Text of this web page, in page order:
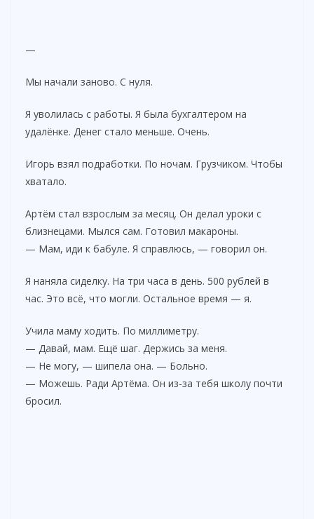
—
Мы начали заново. С нуля.
Я уволилась с работы. Я была бухгалтером на
удалёнке. Денег стало меньше. Очень.
Игорь взял подработки. По ночам. Грузчиком. Чтобы
хватало.
Артём стал взрослым за месяц. Он делал уроки с
близнецами. Мылся сам. Готовил макароны.
— Мам, иди к бабуле. Я справлюсь, — говорил он.
Я наняла сиделку. На три часа в день. 500 рублей в
час. Это всё, что могли. Остальное время — я.
Учила маму ходить. По миллиметру.
— Давай, мам. Ещё шаг. Держись за меня.
— Не могу, — шипела она. — Больно.
— Можешь. Ради Артёма. Он из-за тебя школу почти
бросил.